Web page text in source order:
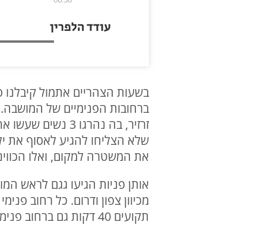
עודד הלפרין
ברחובות הפנימיים של
זרזיר, בה
שלא הצליחו להגיע לאסוף את
את המשטרה למקום, ואלו
אותן פניות הגיעו גגם לראש
מכיוון צפון ודרום. כל רחוב
תקועים 40 דקות גם ברחוב פנימי. זה העביר את הפקק מהציר הראשי לתוך היישוב".